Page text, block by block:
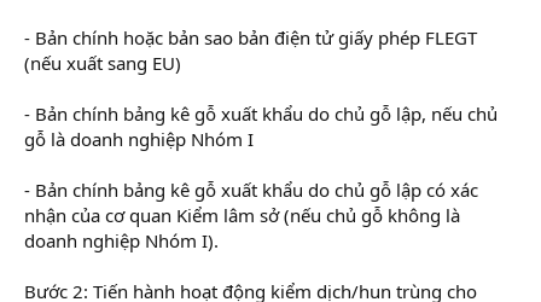
- Bản chính hoặc bản sao bản điện tử giấy phép FLEGT
(nếu xuất sang EU)
- Bản chính bảng kê gỗ xuất khẩu do chủ gỗ lập, nếu chủ
gỗ là doanh nghiệp Nhóm I
- Bản chính bảng kê gỗ xuất khẩu do chủ gỗ lập có xác
nhận của cơ quan Kiểm lâm sở (nếu chủ gỗ không là
doanh nghiệp Nhóm I).
Bước 2: Tiến hành hoạt động kiểm dịch/hun trùng cho